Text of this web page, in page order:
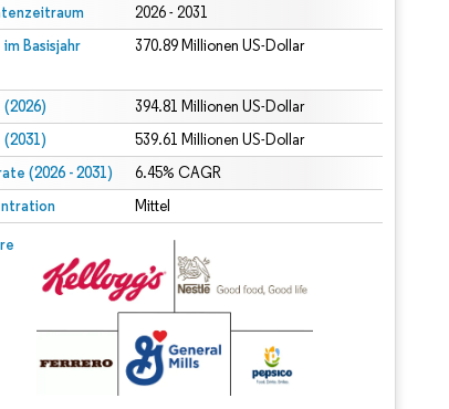
2026 - 2031
Basisjahr
370.89 Millionen US-Dollar
394.81 Millionen US-Dollar
539.61 Millionen US-Dollar
(2026 - 2031) 6.45% CAGR
Mittel
Wiederverwendung erfordert Namensnennung gemäß CC BY 4.0.
gemäß CC BY 4.0.